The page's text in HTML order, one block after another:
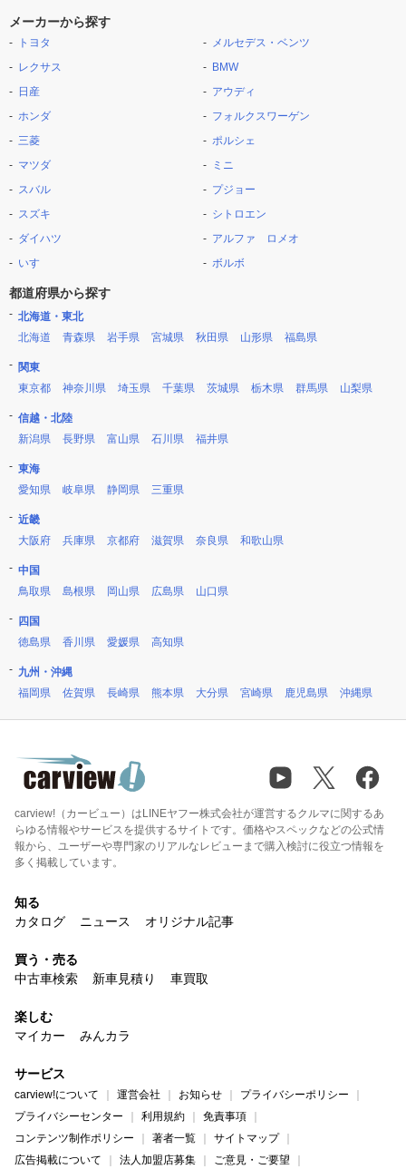
メーカーから探す
トヨタ
レクサス
日産
ホンダ
三菱
マツダ
スバル
スズキ
ダイハツ
いすゞ
メルセデス・ベンツ
BMW
アウディ
フォルクスワーゲン
ポルシェ
ミニ
プジョー
シトロエン
アルファ ロメオ
ボルボ
都道府県から探す
北海道・東北
北海道
青森県 岩手県 宮城県 秋田県 山形県 福島県
関東
東京都
神奈川県 埼玉県 千葉県 茨城県 栃木県 群馬県 山梨県
信越・北陸
新潟県
長野県 富山県 石川県 福井県
東海
愛知県
岐阜県 静岡県 三重県
近畿
大阪府
兵庫県 京都府 滋賀県 奈良県 和歌山県
中国
鳥取県
島根県 岡山県 広島県 山口県
四国
徳島県
香川県 愛媛県 高知県
九州・沖縄
福岡県
佐賀県 長崎県 熊本県 大分県 宮崎県 鹿児島県 沖縄県
carview!（カービュー）はLINEヤフー株式会社が運営するクルマに関するあ
らゆる情報やサービスを提供するサイトです。価格やスペックなどの公式情
報から、ユーザーや専門家のリアルなレビューまで購入検討に役立つ情報を
多く掲載しています。
知る
カタログ
ニュース オリジナル記事
買う・売る
中古車検索
新車見積り 車買取
楽しむ
マイカー
みんカラ
サービス
carview!について 運営会社 お知らせ
プライバシーポリシー
プライバシーセンター
利用規約
免責事項
コンテンツ制作ポリシー
著者一覧
サイトマップ
広告掲載について
法人加盟店募集 ご意見・ご要望